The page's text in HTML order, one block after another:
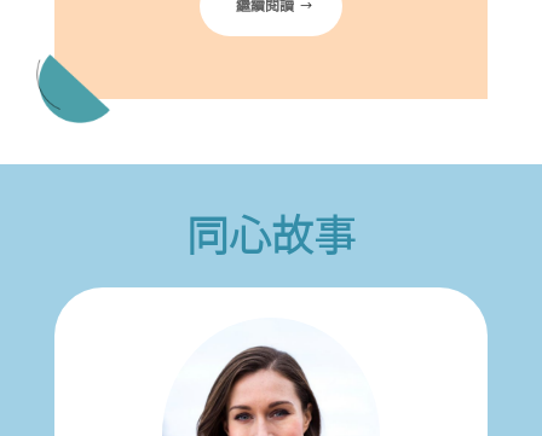
繼續閱讀
同心故事